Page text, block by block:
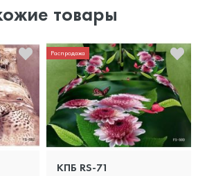
товары
Распродажа
КПБ RS-71